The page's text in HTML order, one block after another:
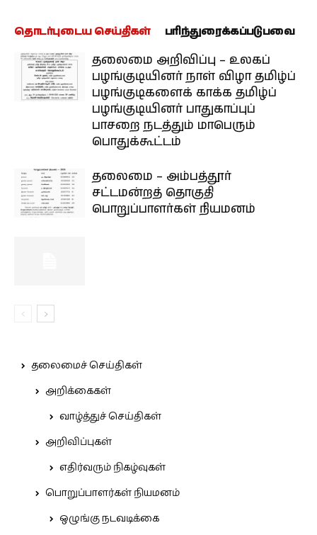
தொடர்புடைய செய்திகள் பரிந்துரைக்கப்படுபவை
தலைமை அறிவிப்பு – உலகப்
பழங்குடியினர் நாள் விழா தமிழ்ப்
பழங்குடிகளைக் காக்க தமிழ்ப்
பழங்குடியினர் பாதுகாப்புப்
பாசறை நடத்தும் மாபெரும்
பொதுக்கூட்டம்
தலைமை – அம்பத்தூர்
சட்டமன்றத் தொகுதி
பொறுப்பாளர்கள் நியமனம்
தலைமைச் செய்திகள்
அறிக்கைகள்
வாழ்த்துச் செய்திகள்
அறிவிப்புகள்
எதிர்வரும் நிகழ்வுகள்
பொறுப்பாளர்கள் நியமனம்
ஒழுங்கு நடவடிக்கை